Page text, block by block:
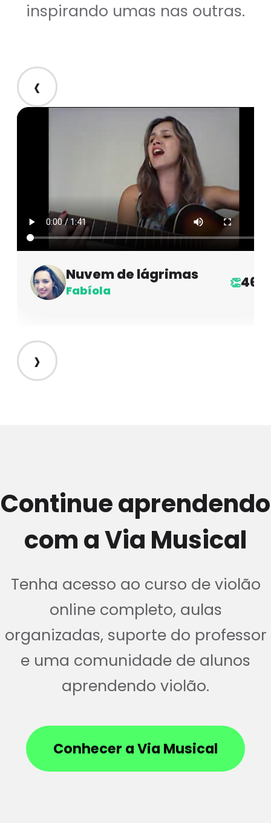
inspirando umas nas outras.
‹
Nuvem de lágrimas
Fabíola
👏46
›
Continue aprendendo
com a Via Musical
Tenha acesso ao curso de violão
online completo, aulas
organizadas, suporte do professor
e uma comunidade de alunos
aprendendo violão.
Conhecer a Via Musical